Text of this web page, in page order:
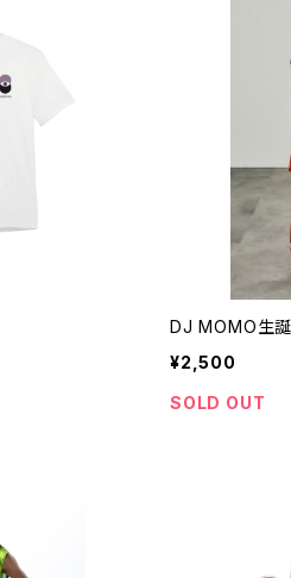
DJ MOMO生誕
¥2,500
SOLD OUT